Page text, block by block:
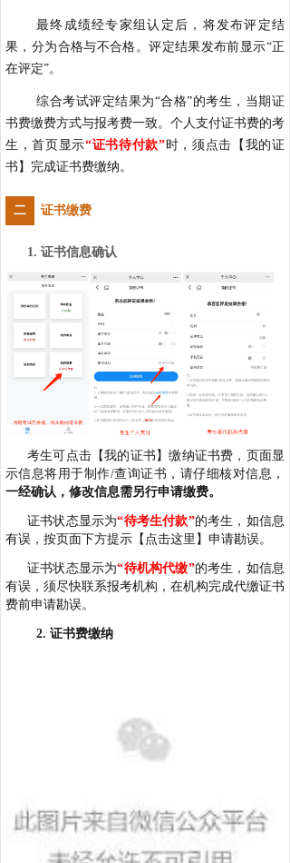
最终成绩经专家组认定后，将发布评定结
果，分为合格与不合格。评定结果发布前显示“正
在评定”。
综合考试评定结果为“合格”的考生，当期证
书费缴费方式与报考费一致。个人支付证书费的考
生，首页显示“证书待付款”时，须点击【我的证
书】完成证书费缴纳。
二 证书缴费
1. 证书信息确认
考生可点击【我的证书】缴纳证书费，页面显
示信息将用于制作/查询证书，请仔细核对信息，
一经确认，修改信息需另行申请缴费。
证书状态显示为“待考生付款”的考生，如信息
有误，按页面下方提示【点击这里】申请勘误。
证书状态显示为“待机构代缴”的考生，如信息
有误，须尽快联系报考机构，在机构完成代缴证书
费前申请勘误。
2. 证书费缴纳